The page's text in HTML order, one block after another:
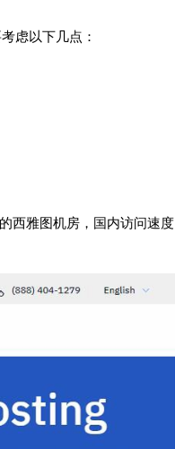
虑以下几点：
西雅图机房，国内访问速度